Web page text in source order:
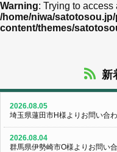
Warning: Trying to access
/home/niwa/
content/themes/
新
2026.08.05
埼玉県蓮田市H様よりお問い合
2026.08.04
群馬県伊勢崎市O様よりお問い